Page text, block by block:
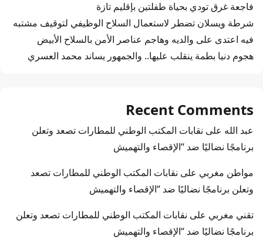
فاجعة غرق تودي بحياة طفلتين بإقليم تازة
شرطة ويسلان تضطر لاستعمال السلاح الوظيفي لتوقيف مشتبه
فيه اعتدى على والديه وهاجم عناصر الأمن بالسلاح الأبيض
هجوم دنيا بطمة ينقلب عليها.. والجمهور يساند محمد العسري
Recent Comments
عبد الله على نقابات المكتب الوطني للمطارات تصعد وتعلن
برنامجًا نضاليًا ضد “الإقصاء والتهميش
مواطن مغربي على نقابات المكتب الوطني للمطارات تصعد
وتعلن برنامجًا نضاليًا ضد “الإقصاء والتهميش
تقني مغربي على نقابات المكتب الوطني للمطارات تصعد وتعلن
برنامجًا نضاليًا ضد “الإقصاء والتهميش